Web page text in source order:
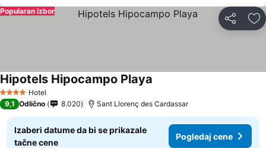
Deli
Popularan izbor
4 ZvezdiceHotel
Hipotels Hipocampo Playa
9,1 Odlično 8.020 Sant Llorenç des Cardassar
Izaberi datume da bi se prikazale
tačne cene
Pogledaj cene